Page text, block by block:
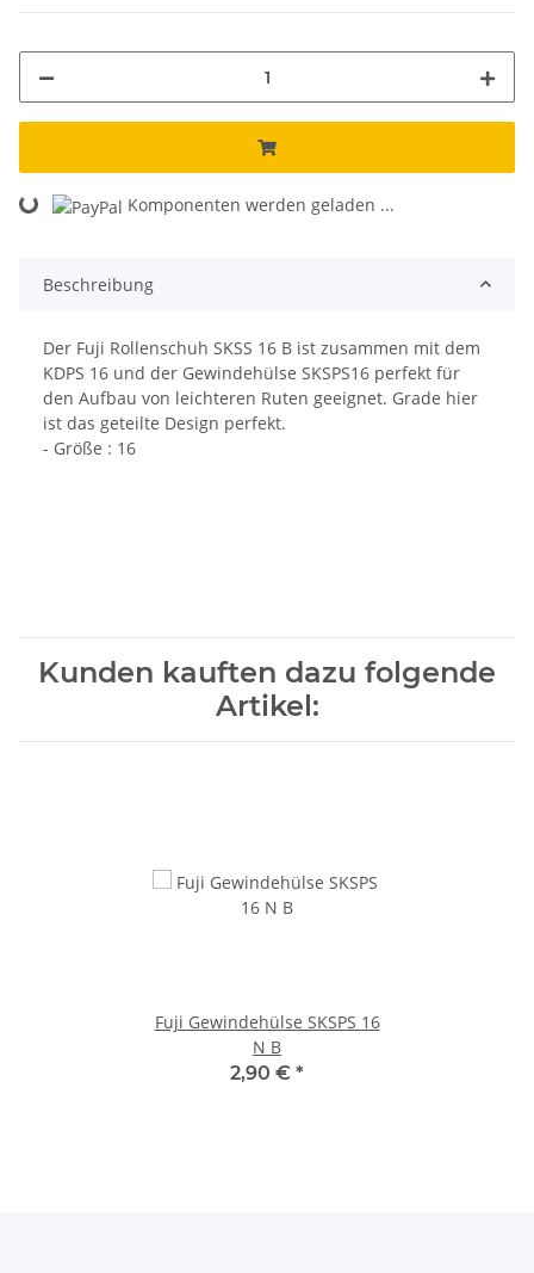
Loading... Komponenten werden geladen ...
Beschreibung
Der Fuji Rollenschuh SKSS 16 B ist zusammen mit dem
KDPS 16 und der Gewindehülse SKSPS16 perfekt für
den Aufbau von leichteren Ruten geeignet. Grade hier
ist das geteilte Design perfekt.
- Größe : 16
Kunden kauften dazu folgende
Artikel:
Fuji Gewindehülse SKSPS 16
N B
2,90 € *